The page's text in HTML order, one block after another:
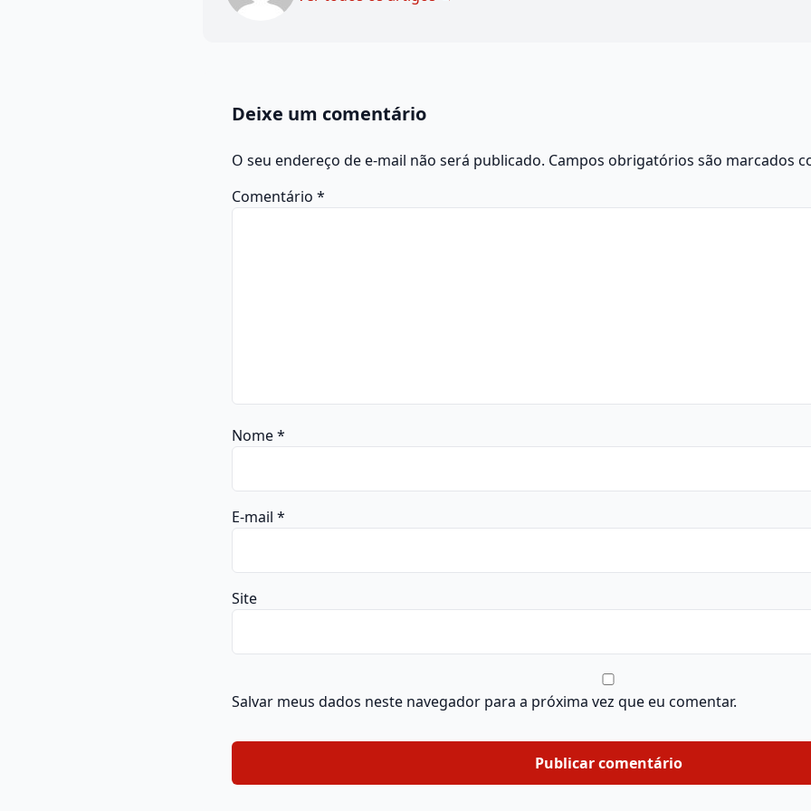
Deixe um comentário
O seu endereço de e-mail não será publicado. Campos obrigatórios são marcados
Comentário *
Nome*
E-mail *
Site
Salvar meus dados neste navegador para a próxima vez que eu comentar.